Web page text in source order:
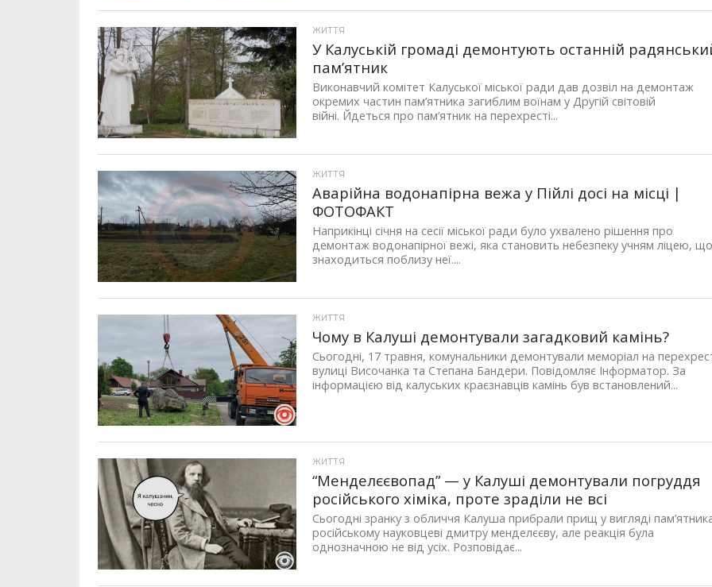
ЖИТТЯ
У Калуській громаді демонтують останній
пам’ятник
Виконавчий комітет Калуської міської ради дав дозвіл на демонтаж
окремих частин пам’ятника загиблим воїнам у Другій світовій
війні. Йдеться про пам’ятник на перехресті...
ЖИТТЯ
Аварійна водонапірна вежа у Пійлі досі на місці |
ФОТОФАКТ
Наприкінці січня на сесії міської ради було ухвалено рішення про
демонтаж водонапірної вежі, яка становить небезпеку учням ліцею,
знаходиться поблизу неї....
ЖИТТЯ
Чому в Калуші демонтували загадковий камінь?
Сьогодні, 17 травня, комунальники демонтували меморіал на
вулиці Височанка та Степана Бандери. Повідомляє Інформатор. За
інформацією від калуських краєзнавців камінь був встановлений...
ЖИТТЯ
“Менделєєвопад” — у Калуші демонтували погруддя
російського хіміка, проте зраділи не всі
Сьогодні зранку з обличчя Калуша прибрали прищ у вигляді
російському науковцеві дмитру менделєєву, але реакція була
однозначною не від усіх. Розповідає...